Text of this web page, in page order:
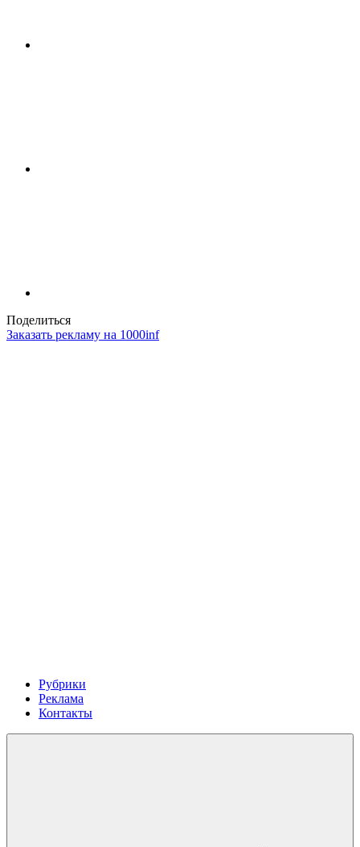
Поделиться
Заказать рекламу на 1000inf
Рубрики
Реклама
Контакты